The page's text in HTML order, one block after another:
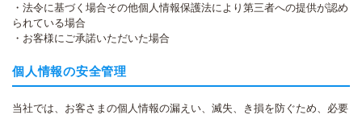
・法令に基づく場合その他個人情報保護法により第三者への提供が認め
られている場合
・お客様にご承諾いただいた場合
個人情報の安全管理
当社では、お客さまの個人情報の漏えい、滅失、き損を防ぐため、必要